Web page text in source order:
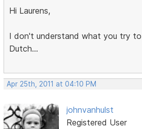
Hi Laurens,
I don't understand what you try
Dutch...
Apr 25th, 2011 at 04:10 PM
johnvanhulst
Registered User